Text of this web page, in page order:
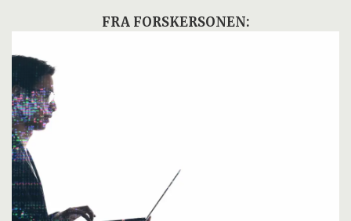
FRA FORSKERSONEN: